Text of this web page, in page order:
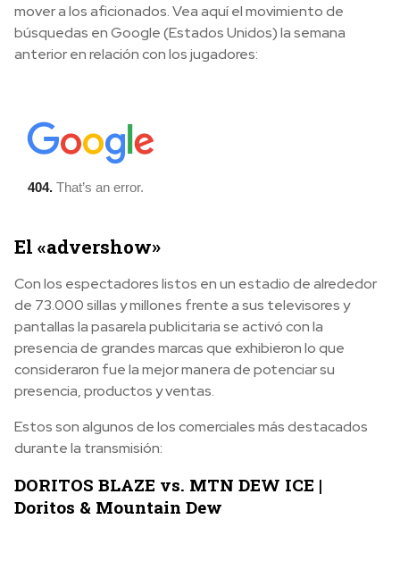
mover a los aficionados. Vea aquí el movimiento de
búsquedas en Google (Estados Unidos) la semana
anterior en relación con los jugadores:
El «advershow»
Con los espectadores listos en un estadio de alrededor
de 73.000 sillas y millones frente a sus televisores y
pantallas la pasarela publicitaria se activó con la
presencia de grandes marcas que exhibieron lo que
consideraron fue la mejor manera de potenciar su
presencia, productos y ventas.
Estos son algunos de los comerciales más destacados
durante la transmisión:
DORITOS BLAZE vs. MTN DEW ICE |
Doritos & Mountain Dew